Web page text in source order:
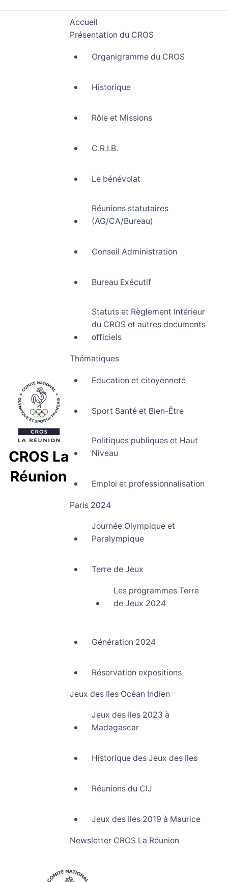
CROS La
Réunion
Accueil
Présentation du CROS
Organigramme du CROS
Historique
Rôle et Missions
C.R.I.B.
Le bénévolat
Réunions statutaires
(AG/CA/Bureau)
Conseil Administration
Bureau Exécutif
Statuts et Règlement Intérieur
du CROS et autres documents
officiels
Thématiques
Education et citoyenneté
Sport Santé et Bien-Être
Politiques publiques et Haut
Niveau
Emploi et professionnalisation
Paris 2024
Journée Olympique et
Paralympique
Terre de Jeux
Les programmes Terre
de Jeux 2024
Génération 2024
Réservation expositions
Jeux des Iles Océan Indien
Jeux des Iles 2023 à
Madagascar
Historique des Jeux des Iles
Réunions du CIJ
Jeux des Iles 2019 à Maurice
Newsletter CROS La Réunion